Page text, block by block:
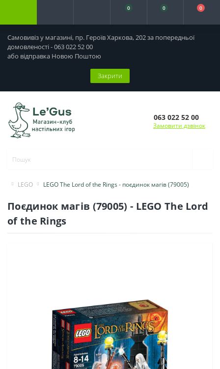
Самовивіз у магазині, пр. Героїв Харкова, 202 за попередньої
домовленості - 063 022 52 00
або відправка Новою Поштою
Закрити
0 0 0
063 022 52 00
Замовити дзвінок
LEGO LEGO The Lord of the Rings - поєдинок магів (79005)
Поєдинок магів (79005) - LEGO The Lord
of the Rings